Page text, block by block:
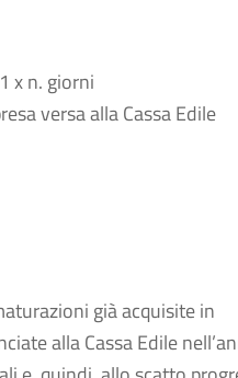
x n. giorni
versa alla Cassa Edile
già acquisite in
alla Cassa Edile